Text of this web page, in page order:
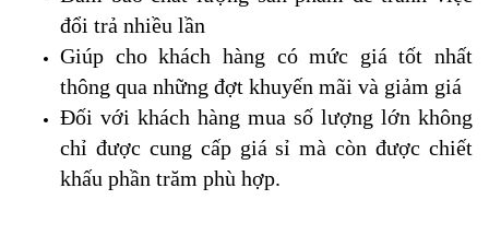
đổi trả nhiều lần
Giúp cho khách hàng có mức giá tốt nhất
thông qua những đợt khuyến mãi và giảm giá
Đối với khách hàng mua số lượng lớn không
chỉ được cung cấp giá sỉ mà còn được chiết
khấu phần trăm phù hợp.